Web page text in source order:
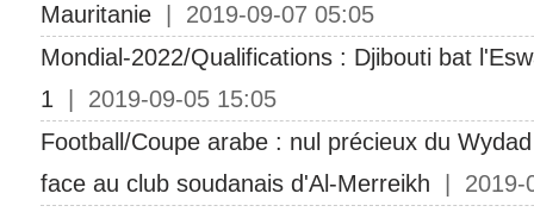
Mauritanie | 2019-09-07 05:05
Mondial-2022/Qualifications : Djibouti bat
1 | 2019-09-05 15:05
Football/Coupe arabe : nul précieux du
face au club soudanais d'Al-Merreikh | 2019-